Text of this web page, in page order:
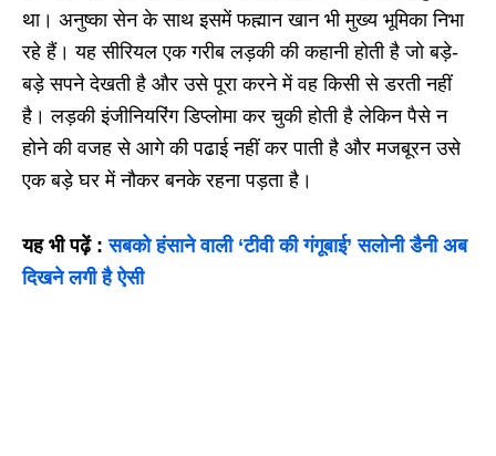
था। अनुष्का सेन के साथ इसमें फह्मान खान भी मुख्य भूमिका निभा
रहे हैं। यह सीरियल एक गरीब लड़की की कहानी होती है जो बड़े-
बड़े सपने देखती है और उसे पूरा करने में वह किसी से डरती नहीं
है। लड़की इंजीनियरिंग डिप्लोमा कर चुकी होती है लेकिन पैसे न
होने की वजह से आगे की पढाई नहीं कर पाती है और मजबूरन उसे
एक बड़े घर में नौकर बनके रहना पड़ता है।
यह भी पढ़ें : सबको हंसाने वाली ‘टीवी की गंगूबाई’ सलोनी डैनी अब
दिखने लगी है ऐसी